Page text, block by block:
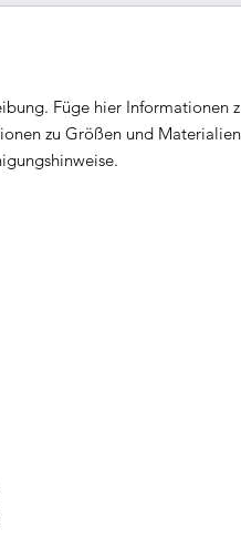
Füge hier Informationen
zu Größen und